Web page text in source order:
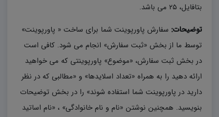
بتافایل، ۲۵ می باشد.
توضیحات: سفارش پاورپوینت شما برای ساخت « پاورپوینت»
توسط ما از بخش «ثبت سفارش» انجام می شود. کافی است
در بخش ثبت سفارش، «موضوع» پاورپوینتی که می خواهید
ارائه دهید را به همراه «تعداد اسلایدها» و «مطالبی که در نظر
دارید در پاورپوینت شما استفاده شوند» را در بخش توضیحات
بنویسید. همچنین نوشتن «نام و نام خانوادگی» ، «نام اساتید